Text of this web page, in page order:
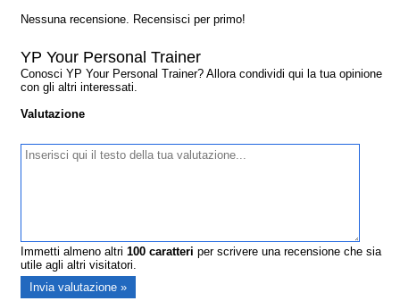
Nessuna recensione. Recensisci per primo!
YP Your Personal Trainer
Conosci YP Your Personal Trainer? Allora condividi qui la tua opinione
con gli altri interessati.
Valutazione
Immetti almeno altri100 caratteri per scrivere una recensione che sia
utile agli altri visitatori.